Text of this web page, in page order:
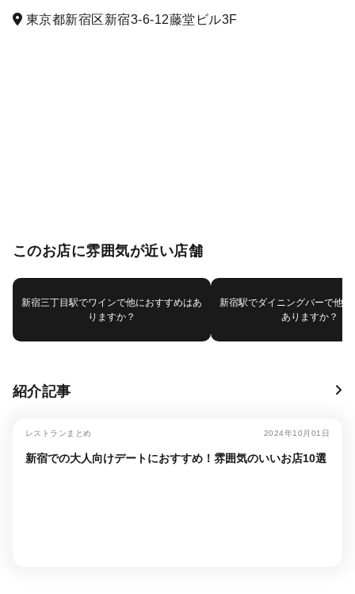
東京都新宿区新宿3-6-12藤堂ビル3F
このお店に雰囲気が近い店舗
新宿三丁目駅でワインで他におすすめはあ
りますか？
新宿駅でダイニングバーで他
ありますか？
紹介記事
レストランまとめ 2024年10月01日
新宿での大人向けデートにおすすめ！雰囲気のいいお店10選